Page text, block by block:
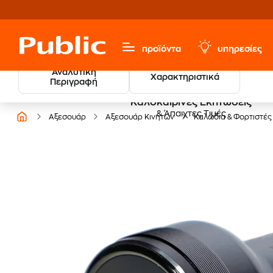
προϊόντα υπηρεσίες
Αναλυτική
Περιγραφή
Χαρακτηριστικά
Καλοκαιρινές Εκπτώσεις
& Άπαιχτες Τιμές
Αξεσουάρ Αξεσουάρ Κινητών Καλώδια & Φορτιστές